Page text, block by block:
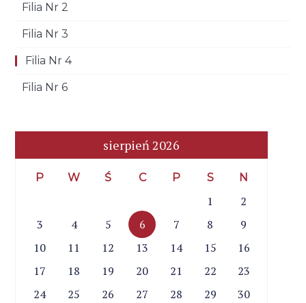
Filia Nr 2
Filia Nr 3
Filia Nr 4
Filia Nr 6
sierpień 2026
P W Ś C P S N
1
2
3
4 5 6 7 8
9
10
11 12 13 14 15
16
17
18 19 20 21 22
23
24
25 26 27 28 29
30